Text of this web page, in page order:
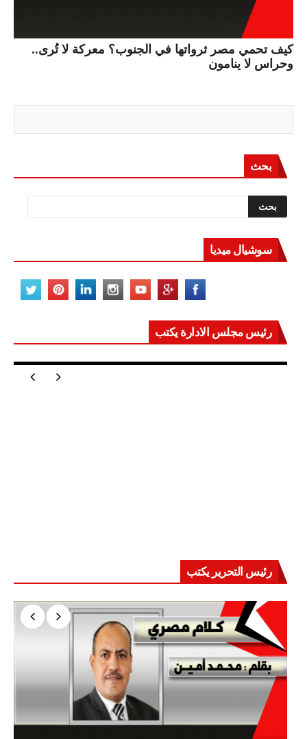
كيف تحمي مصر ثرواتها في الجنوب؟ معركة لا تُرى..
وحراس لا ينامون
بحث
سوشيال ميديا
رئيس مجلس الادارة يكتب
مصر تعيد للعالم اتزانه
رئيس التحرير يكتب